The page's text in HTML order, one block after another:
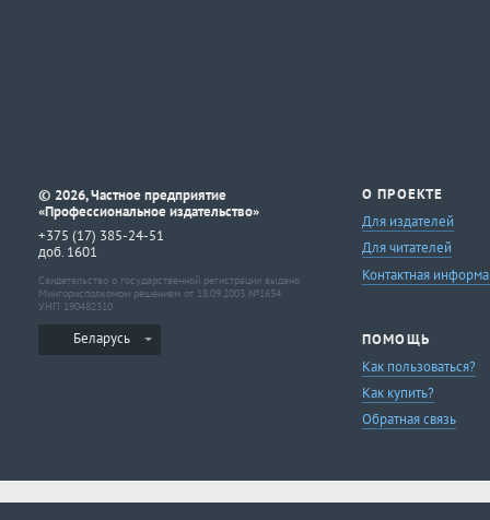
© 2026, Частное предприятие
«Профессиональное издательство»
+375 (17) 385-24-51
доб. 1601
Свидетельство о государственной регистрации выдано
Мингорисполкомом решением от 18.09.2003 №1634
УНП 190482310
Беларусь
О ПРОЕКТЕ
Для издателей
Для читателей
Контактная
ПОМОЩЬ
Как пользоваться?
Как купить?
Обратная связь